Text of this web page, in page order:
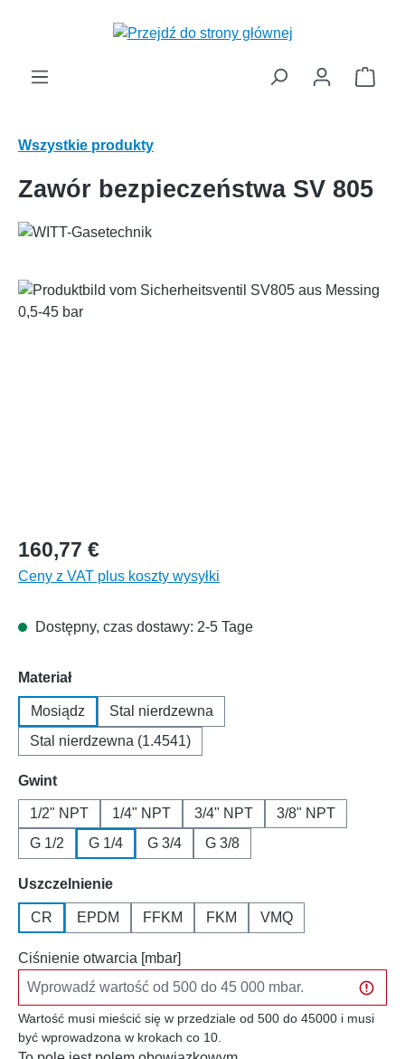
Wszystkie produkty
Zawór bezpieczeństwa SV 805
Pomiń galerię zdjęć
160,77 €
Ceny z VAT plus koszty wysyłki
Dostępny, czas dostawy: 2-5 Tage
Wybierz
Materiał
Mosiądz
Stal nierdzewna
Stal nierdzewna (1.4541)
Wybierz
Gwint
1/2" NPT 1/4" NPT 3/4" NPT
3/8" NPT
G 1/2
G 1/4 G 3/4 G 3/8
Wybierz
Uszczelnienie
CR EPDM FFKM FKM VMQ
Ciśnienie otwarcia [mbar]
Wartość musi mieścić się w przedziale od 500 do 45000 i musi
być wprowadzona w krokach co 10.